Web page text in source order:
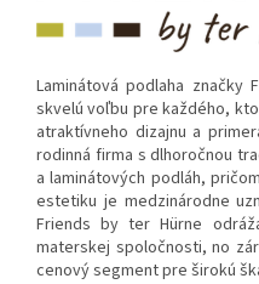
Laminátová podlaha značky
skvelú voľbu pre každého,
atraktívneho dizajnu a
rodinná firma s dlhoročnou
a laminátových podláh,
estetiku je medzinárodne
Friends by ter Hürne
materskej spoločnosti, no
cenový segment pre širokú